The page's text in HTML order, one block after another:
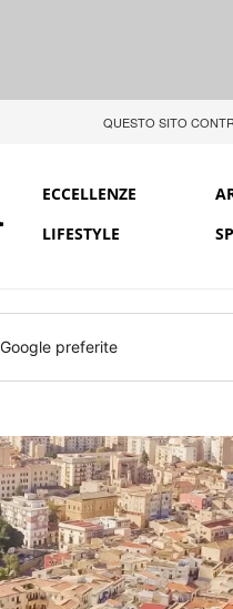
QUESTO SITO
ECCELLENZE
LIFESTYLE
preferite